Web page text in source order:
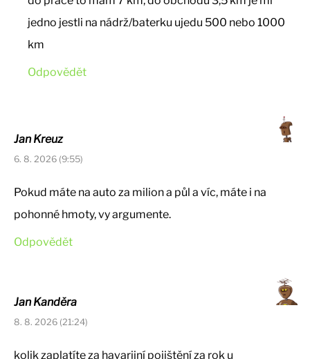
jedno jestli na nádrž/baterku ujedu 500 nebo 1000
km
Odpovědět
Jan Kreuz
6. 8. 2026 (9:55)
Pokud máte na auto za milion a půl a víc, máte i na
pohonné hmoty, vy argumente.
Odpovědět
Jan Kanděra
8. 8. 2026 (21:24)
kolik zaplatíte za havarijní pojištění za rok u